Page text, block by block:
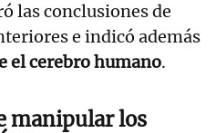
las conclusiones de
e indicó además
el cerebro humano.
manipular los